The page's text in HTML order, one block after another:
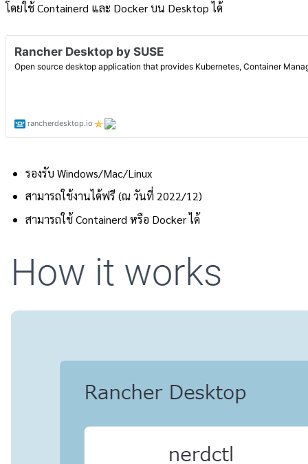
โดยใช้ Containerd และ Docker บน Desktop ได้
รองรับ Windows/Mac/Linux
สามารถใช้งานได้ฟรี (ณ วันที่ 2022/12)
สามารถใช้ Containerd หรือ Docker ได้